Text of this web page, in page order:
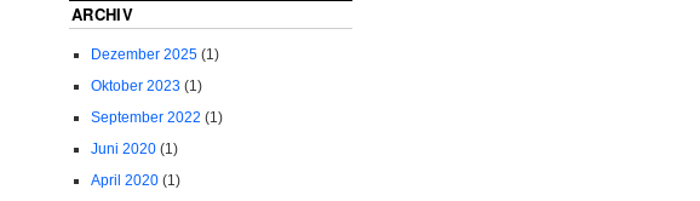
ARCHIV
Dezember 2025(1)
Oktober 2023(1)
September 2022 (1)
Juni 2020(1)
April 2020(1)